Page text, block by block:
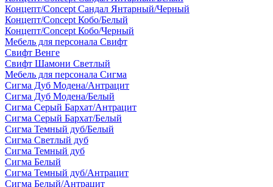
Концепт/Concept Сандал Янтарный/Черный
Концепт/Concept Кобо/Белый
Концепт/Concept Кобо/Черный
Мебель для персонала Свифт
Свифт Венге
Свифт Шамони Светлый
Мебель для персонала Сигма
Сигма Дуб Модена/Антрацит
Сигма Дуб Модена/Белый
Сигма Серый Бархат/Антрацит
Сигма Серый Бархат/Белый
Сигма Темный дуб/Белый
Сигма Светлый дуб
Сигма Темный дуб
Сигма Белый
Сигма Темный дуб/Антрацит
Сигма Белый/Антрацит